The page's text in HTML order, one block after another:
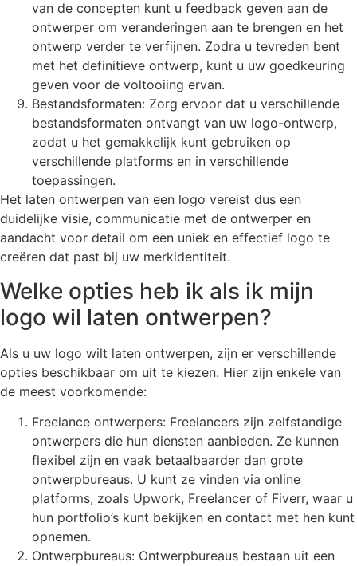
van de concepten kunt u feedback geven aan de
ontwerper om veranderingen aan te brengen en het
ontwerp verder te verfijnen. Zodra u tevreden bent
met het definitieve ontwerp, kunt u uw goedkeuring
geven voor de voltooiing ervan.
Bestandsformaten: Zorg ervoor dat u verschillende
bestandsformaten ontvangt van uw logo-ontwerp,
zodat u het gemakkelijk kunt gebruiken op
verschillende platforms en in verschillende
toepassingen.
Het laten ontwerpen van een logo vereist dus een
duidelijke visie, communicatie met de ontwerper en
aandacht voor detail om een uniek en effectief logo te
creëren dat past bij uw merkidentiteit.
Welke opties heb ik als ik mijn
logo wil laten ontwerpen?
Als u uw logo wilt laten ontwerpen, zijn er verschillende
opties beschikbaar om uit te kiezen. Hier zijn enkele van
de meest voorkomende:
Freelance ontwerpers: Freelancers zijn zelfstandige
ontwerpers die hun diensten aanbieden. Ze kunnen
flexibel zijn en vaak betaalbaarder dan grote
ontwerpbureaus. U kunt ze vinden via online
platforms, zoals Upwork, Freelancer of Fiverr, waar u
hun portfolio’s kunt bekijken en contact met hen kunt
opnemen.
Ontwerpbureaus: Ontwerpbureaus bestaan uit een